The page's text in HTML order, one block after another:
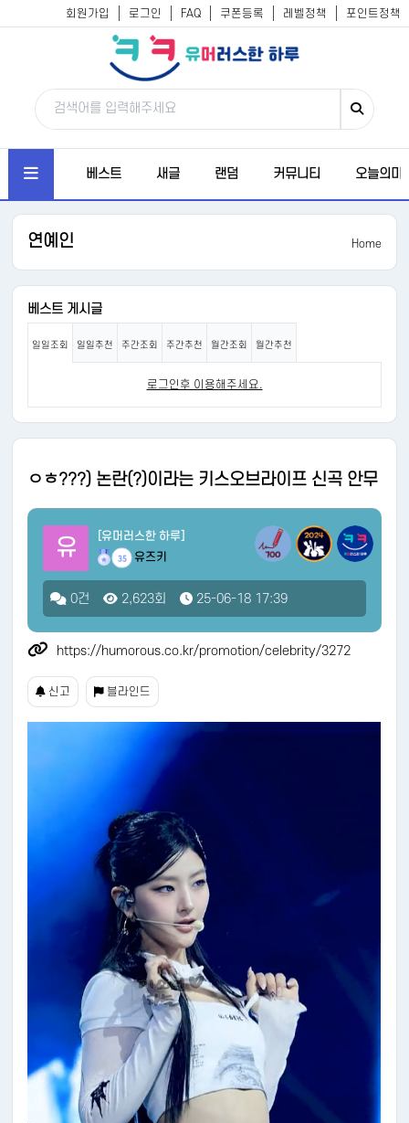
회원가입 로그인 FAQ 쿠폰등록 레벨정책 포인트정책
베스트 새글 랜덤 커뮤니티 오늘의미
연예인 Home
베스트 게시글
일일조회 일일추천 주간조회 주간추천 월간조회 월간추천
로그인후 이용해주세요.
ㅇㅎ???) 논란(?)이라는 키스오브라이프 신곡 안무
유 [유머러스한 하루]
35 유즈키
0건 2,623회 25-06-18 17:39
https://humorous.co.kr/promotion/celebrity/3272
신고 블라인드